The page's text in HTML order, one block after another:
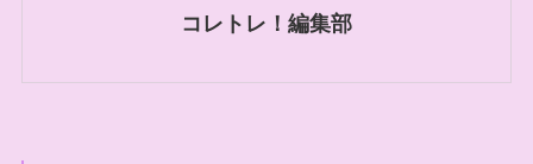
コレトレ！編集部